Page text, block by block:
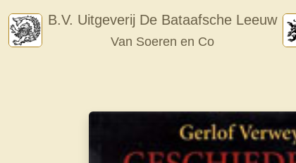
content
B.V. Uitgeverij De Bataafsche Leeuw
Van Soeren en Co